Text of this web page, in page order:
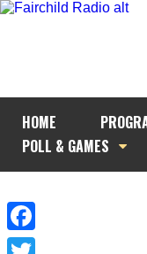
HOME
POLL & GAMES
Facebook